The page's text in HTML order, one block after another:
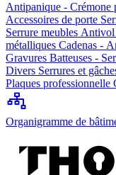
Antipanique - Crémone
Accessoires de porte
Serrure meubles Antivol
métalliques Cadenas -
Gravures Batteuses -
Divers Serrures et
Plaques professionnelle
Organigramme de